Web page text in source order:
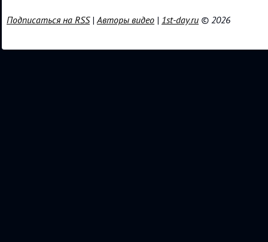
Подписаться на RSS|Авторы видео | 1st-day.ru © 2026